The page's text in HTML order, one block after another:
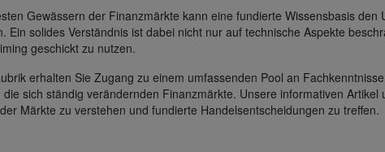
Gewässern der Finanzmärkte kann eine fundierte Wissensbasis
Ein solides Verständnis ist dabei nicht nur auf technische Aspekte
geschickt zu nutzen.
erhalten Sie Zugang zu einem umfassenden Pool an
sich ständig verändernden Finanzmärkte. Unsere informativen
Märkte zu verstehen und fundierte Handelsentscheidungen zu treffen.